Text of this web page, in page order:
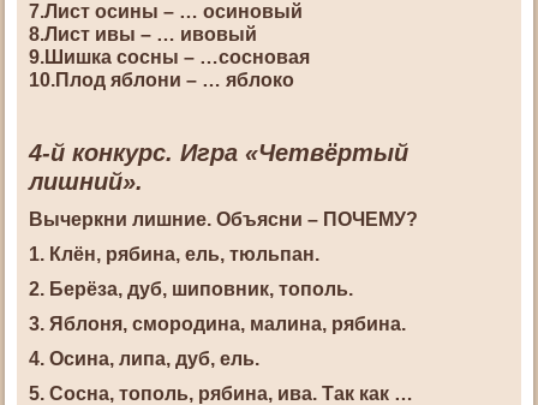
7.Лист осины – … осиновый
8.Лист ивы – … ивовый
9.Шишка сосны – …сосновая
10.Плод яблони – … яблоко
4-й конкурс. Игра «Четвёртый
лишний».
Вычеркни лишние. Объясни – ПОЧЕМУ?
1. Клён, рябина, ель, тюльпан.
2. Берёза, дуб, шиповник, тополь.
3. Яблоня, смородина, малина, рябина.
4. Осина, липа, дуб, ель.
5. Сосна, тополь, рябина, ива. Так как …